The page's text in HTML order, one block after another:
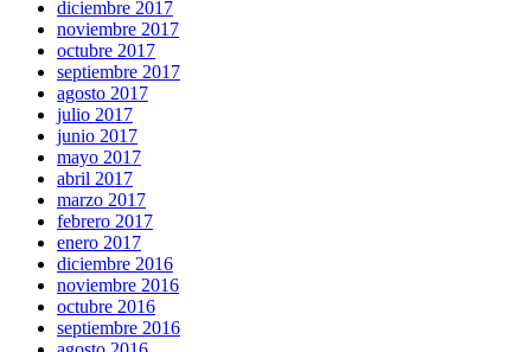
diciembre 2017
noviembre 2017
octubre 2017
septiembre 2017
agosto 2017
julio 2017
junio 2017
mayo 2017
abril 2017
marzo 2017
febrero 2017
enero 2017
diciembre 2016
noviembre 2016
octubre 2016
septiembre 2016